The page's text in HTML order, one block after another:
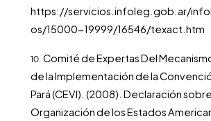
https://servicios.infoleg.gob.ar/
os/15000-19999/16546/texact.htm
Comité de Expertas Del
de la Implementación de la
Pará (CEVI). (2008). Declaración
Organización de los Estados